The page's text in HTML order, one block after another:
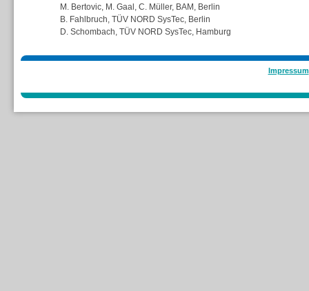
M. Bertovic, M. Gaal, C. Müller, BAM, Berlin
B. Fahlbruch, TÜV NORD SysTec, Berlin
D. Schombach, TÜV NORD SysTec, Hamburg
Impressum